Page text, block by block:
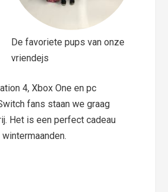
De favoriete pups van onze
vriendejs
4, Xbox One en pc
fans staan we graag
Het is een perfect cadeau